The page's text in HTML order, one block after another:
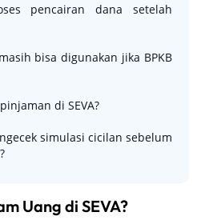
pencairan dana setelah
bisa digunakan jika BPKB
di SEVA?
simulasi cicilan sebelum
Uang di SEVA?